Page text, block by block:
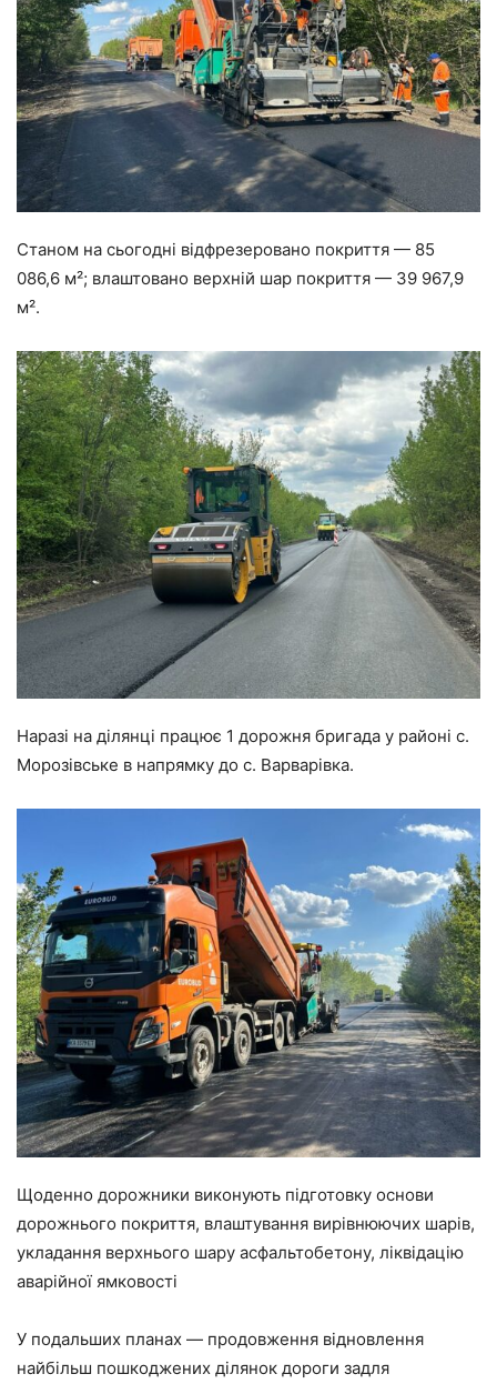
Станом на сьогодні відфрезеровано покриття — 85
086,6 м²; влаштовано верхній шар покриття — 39 967,9
м².
Наразі на ділянці працює 1 дорожня бригада у районі с.
Морозівське в напрямку до с. Варварівка.
Щоденно дорожники виконують підготовку основи
дорожнього покриття, влаштування вирівнюючих шарів,
укладання верхнього шару асфальтобетону, ліквідацію
аварійної ямковості
У подальших планах — продовження відновлення
найбільш пошкоджених ділянок дороги задля